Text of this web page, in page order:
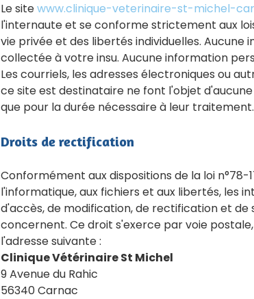
Le sitewww.clinique-veterinaire-st-michel-
l'internaute et se conforme strictement aux
vie privée et des libertés individuelles.
collectée à votre insu. Aucune information
Les courriels, les adresses électroniques ou
ce site est destinataire ne font l'objet
que pour la durée nécessaire à leur traitement.
Droits de rectification
Conformément aux dispositions de la loi n°78-
l'informatique, aux fichiers et aux libertés, les
d'accès, de modification, de rectification et de
concernent. Ce droit s'exerce par voie
l'adresse suivante :
Clinique Vétérinaire St Michel
9 Avenue du Rahic
56340 Carnac